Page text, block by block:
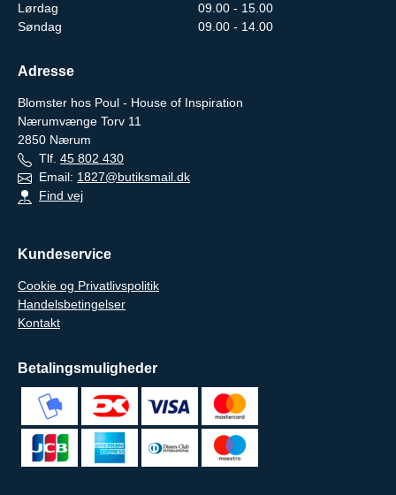
Lørdag
09.00 - 15.00
Søndag
09.00 - 14.00
Adresse
Blomster hos Poul - House of Inspiration
Nærumvænge Torv 11
2850 Nærum
Tlf. 45 802 430
Email: 1827@butiksmail.dk
Find vej
Kundeservice
Cookie og Privatlivspolitik
Handelsbetingelser
Kontakt
Betalingsmuligheder